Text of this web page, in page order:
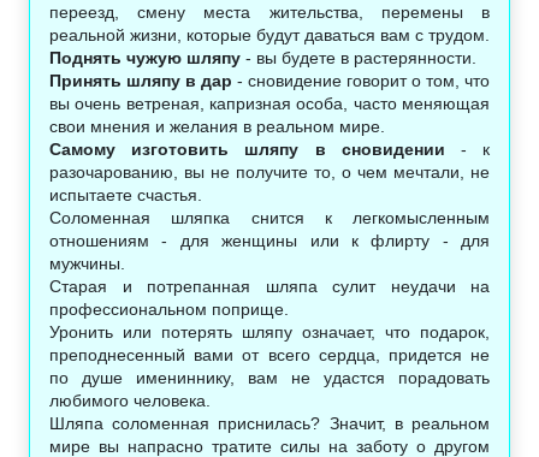
переезд, смену места жительства, перемены в
реальной жизни, которые будут даваться вам с трудом.
Поднять чужую шляпу - вы будете в растерянности.
Принять шляпу в дар - сновидение говорит о том, что
вы очень ветреная, капризная особа, часто меняющая
свои мнения и желания в реальном мире.
Самому изготовить шляпу в сновидении - к
разочарованию, вы не получите то, о чем мечтали, не
испытаете счастья.
Соломенная шляпка снится к легкомысленным
отношениям - для женщины или к флирту - для
мужчины.
Старая и потрепанная шляпа сулит неудачи на
профессиональном поприще.
Уронить или потерять шляпу означает, что подарок,
преподнесенный вами от всего сердца, придется не
по душе имениннику, вам не удастся порадовать
любимого человека.
Шляпа соломенная приснилась? Значит, в реальном
мире вы напрасно тратите силы на заботу о другом